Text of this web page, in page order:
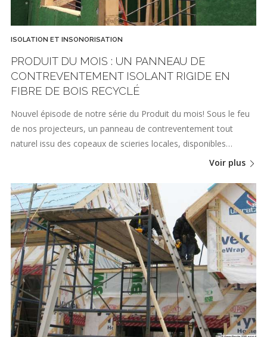
ISOLATION ET INSONORISATION
PRODUIT DU MOIS : UN PANNEAU DE
CONTREVENTEMENT ISOLANT RIGIDE EN
FIBRE DE BOIS RECYCLÉ
Nouvel épisode de notre série du Produit du mois! Sous le feu
de nos projecteurs, un panneau de contreventement tout
naturel issu des copeaux de scieries locales, disponibles…
Voir plus